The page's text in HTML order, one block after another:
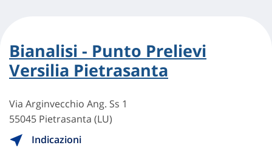
Bianalisi - Punto Prelievi
Versilia Pietrasanta
Via Arginvecchio Ang. Ss 1
55045 Pietrasanta (LU)
Indicazioni